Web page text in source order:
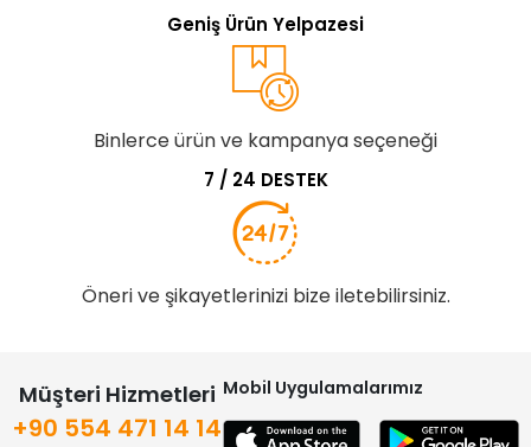
Geniş Ürün Yelpazesi
Binlerce ürün ve kampanya seçeneği
7 / 24 DESTEK
Öneri ve şikayetlerinizi bize iletebilirsiniz.
Müşteri Hizmetleri
+90 554 471 14 14
Mobil Uygulamalarımız